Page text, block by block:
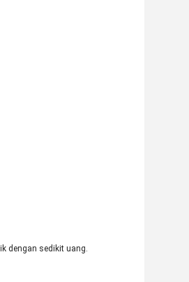
dengan sedikit uang.